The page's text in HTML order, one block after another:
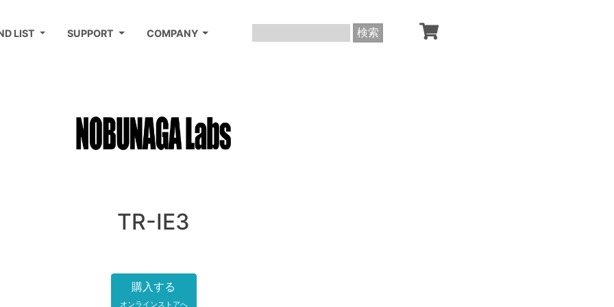
LIST SUPPORT COMPANY
TR-IE3
購入する
オンラインストアへ